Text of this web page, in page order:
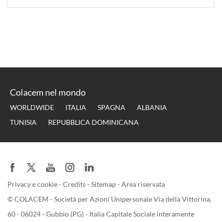
Colacem nel mondo
WORLDWIDE ITALIA SPAGNA
ALBANIA
TUNISIA
REPUBBLICA DOMINICANA
Privacy e cookie-Credits-Sitemap-Area riservata
© COLACEM - Società per Azioni Unipersonale Via della Vittorina,
60 - 06024 - Gubbio (PG) - Italia Capitale Sociale interamente